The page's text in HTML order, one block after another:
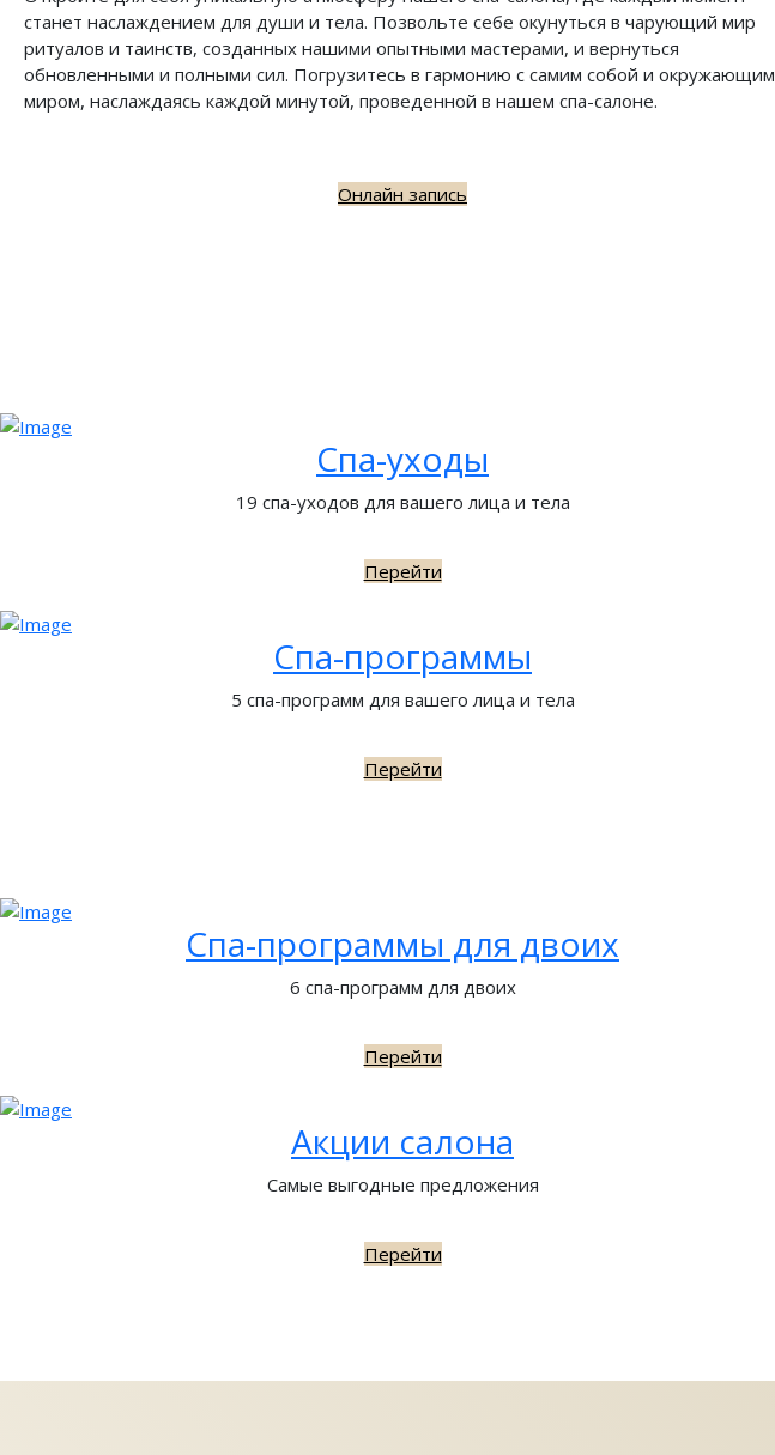
станет наслаждением для души и тела. Позвольте себе окунуться в чарующий мир
ритуалов и таинств, созданных нашими опытными мастерами, и вернуться
обновленными и полными сил. Погрузитесь в гармонию с самим собой и окружающим
миром, наслаждаясь каждой минутой, проведенной в нашем спа-салоне.
Онлайн запись
Спа-уходы
19 спа-уходов для вашего лица и тела
Перейти
Спа-программы
5 спа-программ для вашего лица и тела
Перейти
Спа-программы для двоих
6 спа-программ для двоих
Перейти
Акции салона
Самые выгодные предложения
Перейти